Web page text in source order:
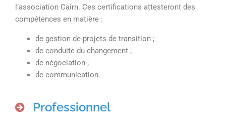
l’association Cairn. Ces certifications attesteront des
compétences en matière :
de gestion de projets de transition ;
de conduite du changement ;
de négociation ;
de communication.
Professionnel